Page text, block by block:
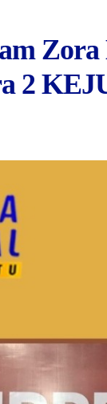
Zora
2